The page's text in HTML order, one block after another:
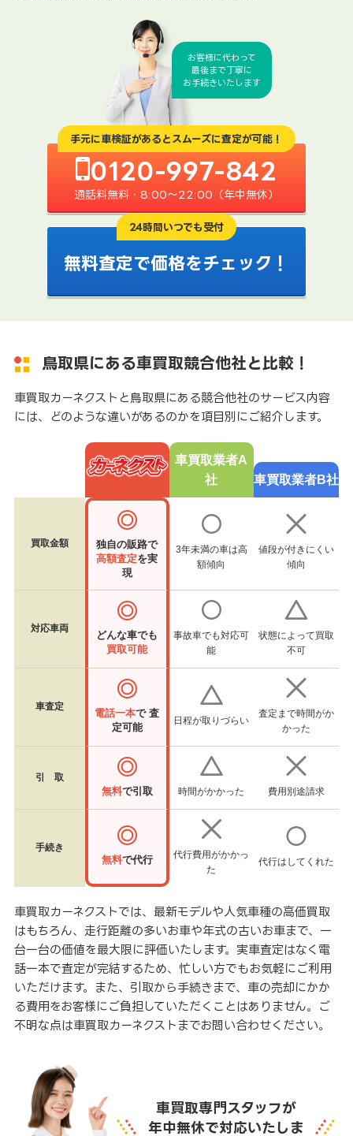
お客様に代わって
最後まで丁寧に
お手続きいたします
手元に車検証があるとスムーズに査定が可能！
0120-997-842
通話料無料・8:00〜22:00（年中無休）
24時間いつでも受付
無料査定で価格をチェック！
鳥取県にある車買取競合他社と比較！
車買取カーネクストと鳥取県にある競合他社のサービス内容
には、どのような違いがあるのかを項目別にご紹介します。
車買取業者A
社
車買取業者B社
買取金額
独自の販路で
高額査定を実
現
3年未満の車は高
額傾向
値段が付きにくい
傾向
対応車両
どんな車でも
買取可能
事故車でも対応可
能
状態によって買取
不可
車査定
電話一本で 査
定可能
日程が取りづらい
査定まで時間がか
かった
引 取
無料で引取 時間がかかった 費用別途請求
手続き
無料で代行
代行費用がかかっ
た
代行はしてくれた
車買取カーネクストでは、最新モデルや人気車種の高価買取
はもちろん、走行距離の多いお車や年式の古いお車まで、一
台一台の価値を最大限に評価いたします。実車査定はなく電
話一本で査定が完結するため、忙しい方でもお気軽にご利用
いただけます。また、引取から手続きまで、車の売却にかか
る費用をお客様にご負担していただくことはありません。ご
不明な点は車買取カーネクストまでお問い合わせください。
車買取専門スタッフが
年中無休で対応いたしま